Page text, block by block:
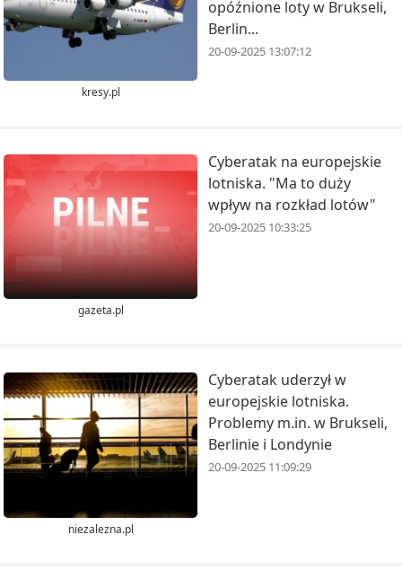
kresy.pl
opóźnione loty w Brukseli,
Berlin...
20-09-2025 13:07:12
gazeta.pl
Cyberatak na europejskie
lotniska. "Ma to duży
wpływ na rozkład lotów"
20-09-2025 10:33:25
niezalezna.pl
Cyberatak uderzył w
europejskie lotniska.
Problemy m.in. w Brukseli,
Berlinie i Londynie
20-09-2025 11:09:29